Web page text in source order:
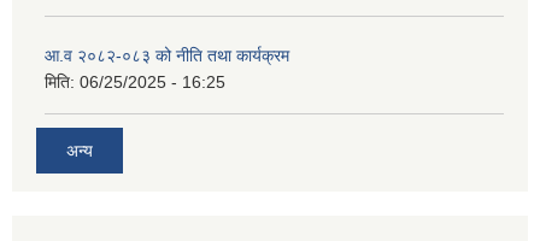
आ.व २०८२-०८३ को नीति तथा कार्यक्रम
मिति: 06/25/2025 - 16:25
अन्य